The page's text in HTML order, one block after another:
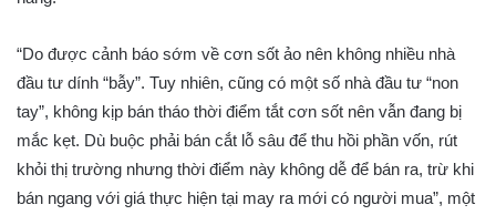
“Do được cảnh báo sớm về cơn sốt ảo nên không nhiều nhà
đầu tư dính “bẫy”. Tuy nhiên, cũng có một số nhà đầu tư “non
tay”, không kịp bán tháo thời điểm tắt cơn sốt nên vẫn đang bị
mắc kẹt. Dù buộc phải bán cắt lỗ sâu để thu hồi phần vốn, rút
khỏi thị trường nhưng thời điểm này không dễ để bán ra, trừ khi
bán ngang với giá thực hiện tại may ra mới có người mua”, một